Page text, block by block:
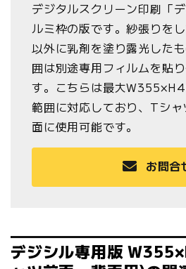
デジタルスクリーン印刷「
ルミ枠の版です。紗張りを
以外に乳剤を塗り露光した
囲は別途専用フィルムを貼
す。こちらは最大
範囲に対応しており、Tシ
面に使用可能です。
お問合
デジシル専用版